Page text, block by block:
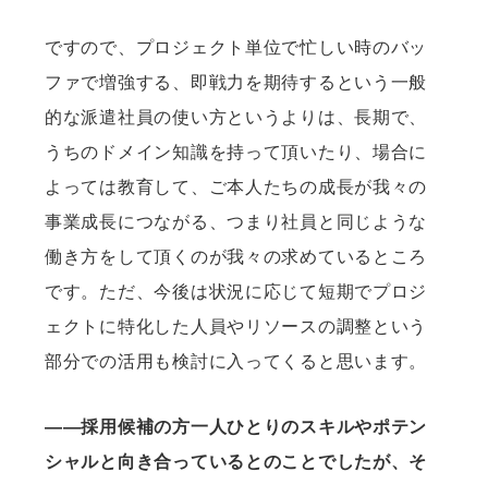
ですので、プロジェクト単位で忙しい時のバッ
ファで増強する、即戦力を期待するという一般
的な派遣社員の使い方というよりは、長期で、
うちのドメイン知識を持って頂いたり、場合に
よっては教育して、ご本人たちの成長が我々の
事業成長につながる、つまり社員と同じような
働き方をして頂くのが我々の求めているところ
です。ただ、今後は状況に応じて短期でプロジ
ェクトに特化した人員やリソースの調整という
部分での活用も検討に入ってくると思います。
——採用候補の方一人ひとりのスキルやポテン
シャルと向き合っているとのことでしたが、そ